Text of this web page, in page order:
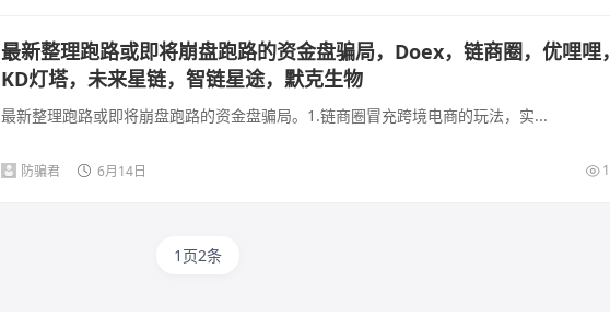
最新整理跑路或即将崩盘跑路的资金盘骗局，Doex，链商圈，优哩哩
KD灯塔，未来星链，智链星途，默克生物
最新整理跑路或即将崩盘跑路的资金盘骗局。1.链商圈冒充跨境电商的玩法，实...
防骗君 6月14日
1页2条